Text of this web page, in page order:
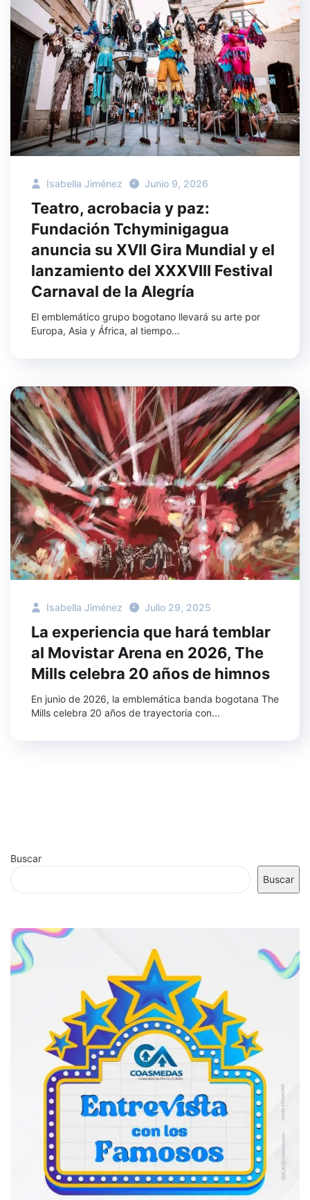
Isabella Jiménez Junio 9, 2026
Teatro, acrobacia y paz:
Fundación Tchyminigagua
anuncia su XVII Gira Mundial y el
lanzamiento del XXXVIII Festival
Carnaval de la Alegría
El emblemático grupo bogotano llevará su arte por
Europa, Asia y África, al tiempo...
Isabella Jiménez Julio 29, 2025
La experiencia que hará temblar
al Movistar Arena en 2026, The
Mills celebra 20 años de himnos
En junio de 2026, la emblemática banda bogotana The
Mills celebra 20 años de trayectoria con...
Buscar
Buscar